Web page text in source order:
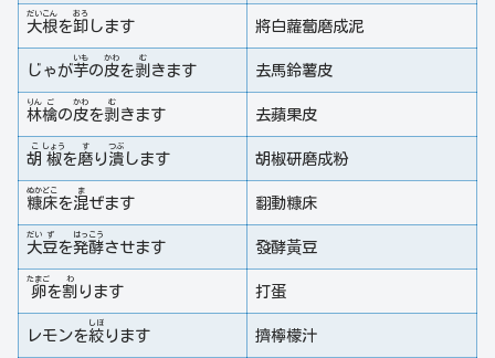
大
だい
根
こん
を卸
おろ
します 將白蘿蔔磨成泥
じゃが芋
いも
の皮
かわ
を剥
む
きます 去馬鈴薯皮
林
りん
檎
ご
の皮
かわ
を剥
む
きます 去蘋果皮
胡
こ
椒
しょう
を磨
す
り 潰
つぶ
します 胡椒研磨成粉
糠
ぬか
床
どこ
を混
ま
ぜます 翻動糠床
大
だい
豆
ず
を発
はっ
酵
こう
させます 發酵黃豆
卵
たまご
を割
わ
ります 打蛋
レモンを絞
しぼ
ります 擠檸檬汁